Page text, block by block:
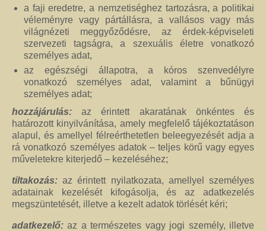
a faji eredetre, a nemzetiséghez tartozásra, a politikai
véleményre vagy pártállásra, a vallásos vagy más
világnézeti meggyőződésre, az érdek-képviseleti
szervezeti tagságra, a szexuális életre vonatkozó
személyes adat,
az egészségi állapotra, a kóros szenvedélyre
vonatkozó személyes adat, valamint a bűnügyi
személyes adat;
hozzájárulás: az érintett akaratának önkéntes és
határozott kinyilvánítása, amely megfelelő tájékoztatáson
alapul, és amellyel félreérthetetlen beleegyezését adja a
rá vonatkozó személyes adatok – teljes körű vagy egyes
műveletekre kiterjedő – kezeléséhez;
tiltakozás: az érintett nyilatkozata, amellyel személyes
adatainak kezelését kifogásolja, és az adatkezelés
megszüntetését, illetve a kezelt adatok törlését kéri;
adatkezelő: az a természetes vagy jogi személy, illetve